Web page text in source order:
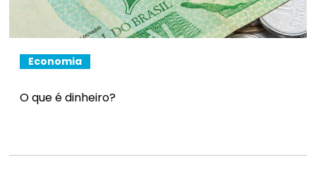
Economia
O que é dinheiro?